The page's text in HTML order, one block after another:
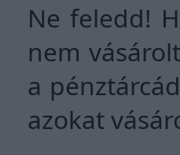
Ne feledd!
nem
a
azokat